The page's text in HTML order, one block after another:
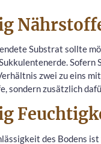
Substrat sollte
Sofern
zwei zu eins
sondern zusätzlich
des Bodens